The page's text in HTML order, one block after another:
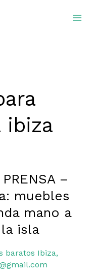
ibiza
–
muebles
mano a
isla
baratos Ibiza,